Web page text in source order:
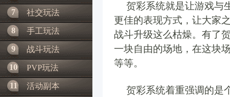
7 社交玩法
8 手工玩法
9 战斗玩法
10 PVP玩法
11 活动副本
贺彩系统就是让游戏与
更佳的表现方式，让大家
战斗升级这么枯燥。有了
一块自由的场地，在这块
等等。
贺彩系统着重强调的是